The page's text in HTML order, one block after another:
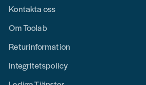
Kontakta oss
Om Toolab
Returinformation
Integritetspolicy